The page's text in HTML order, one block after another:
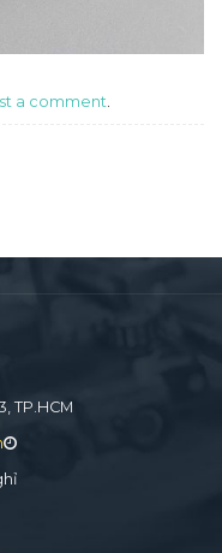
a comment.
TP.HCM